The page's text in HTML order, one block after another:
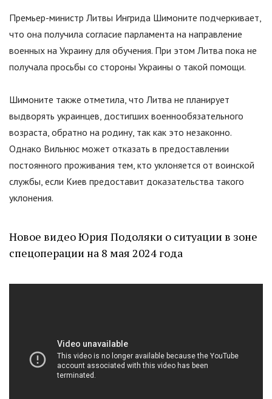
Премьер-министр Литвы Ингрида Шимоните подчеркивает,
что она получила согласие парламента на направление
военных на Украину для обучения. При этом Литва пока не
получала просьбы со стороны Украины о такой помощи.
Шимоните также отметила, что Литва не планирует
выдворять украинцев, достигших военнообязательного
возраста, обратно на родину, так как это незаконно.
Однако Вильнюс может отказать в предоставлении
постоянного проживания тем, кто уклоняется от воинской
службы, если Киев предоставит доказательства такого
уклонения.
Новое видео Юрия Подоляки о ситуации в зоне
спецоперации на 8 мая 2024 года